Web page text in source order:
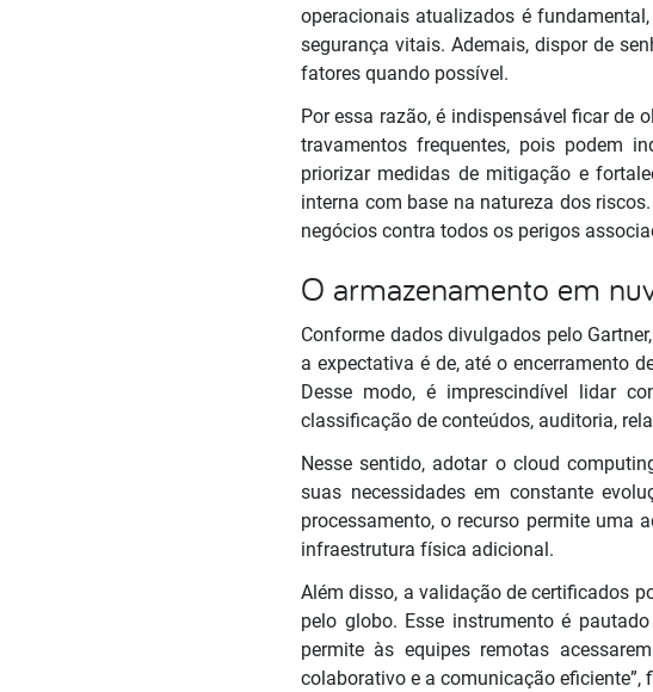
operacionais atualizados é
segurança vitais. Ademais, dispor de
fatores quando possível.
Por essa razão, é indispensável ficar de
travamentos frequentes, pois podem
priorizar medidas de mitigação e
interna com base na natureza dos
negócios contra todos os perigos
O armazenamento em
Conforme dados divulgados pelo
a expectativa é de, até o encerramento
Desse modo, é imprescindível lidar
classificação de conteúdos, auditoria,
Nesse sentido, adotar o cloud
suas necessidades em constante
processamento, o recurso permite uma
infraestrutura física adicional.
Além disso, a validação de certificados
pelo globo. Esse instrumento é
permite às equipes remotas
colaborativo e a comunicação eficiente”,